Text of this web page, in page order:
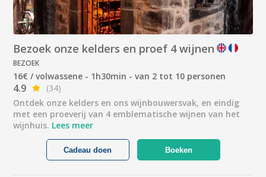
Bezoek onze kelders en proef 4 wijnen
BEZOEK
16€ / volwassene - 1h30min - van 2 tot 10 personen
4.9
(34)
Ontdek onze kelders en ons wijnbouwersvak, en eindig
met een proeverij van 4 emblematische wijnen van het
wijnhuis. Lees meer
Boeken
Cadeau doen